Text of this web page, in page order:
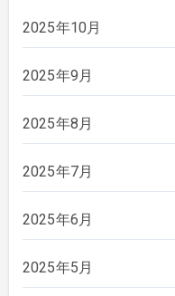
2025年10月
2025年9月
2025年8月
2025年7月
2025年6月
2025年5月